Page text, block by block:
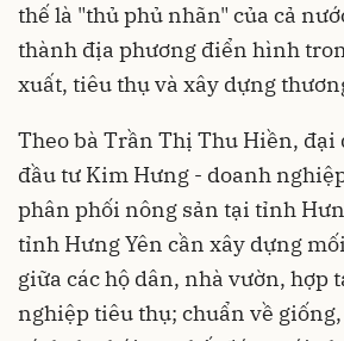
thế là "thủ phủ nhãn" của cả
thành địa phương điển hình
xuất, tiêu thụ và xây dựng
Theo bà Trần Thị Thu Hiền, đại
đầu tư Kim Hưng - doanh
phân phối nông sản tại tỉnh
tỉnh Hưng Yên cần xây dựng
giữa các hộ dân, nhà vườn, hợp
nghiệp tiêu thụ; chuẩn về